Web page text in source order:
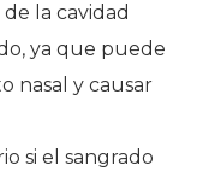
la cavidad
ya que puede
nasal y causar
si el sangrado